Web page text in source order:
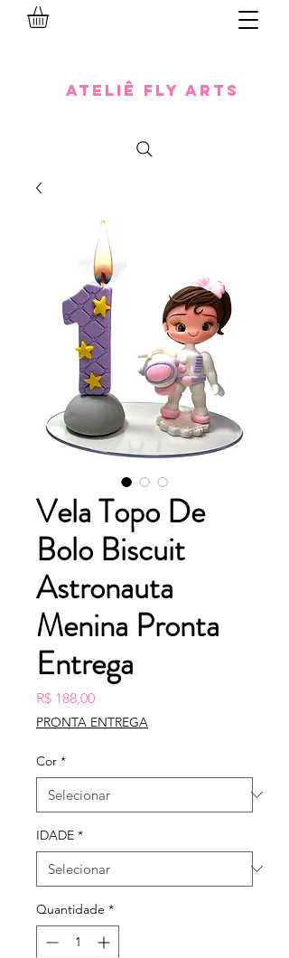
Ateliê Fly Arts
Vela Topo De
Bolo Biscuit
Astronauta
Menina Pronta
Entrega
R$ 188,00Preço
PRONTA ENTREGA
Cor *
IDADE *
Quantidade *